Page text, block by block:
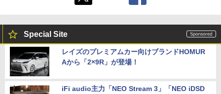
Special Site
レイズのプレミアムカー向けブランドHOMUR
Aから「2×9R」が登場！
iFi audio主力「NEO Stream 3」「NEO iDSD